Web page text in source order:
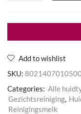
aantal
Add to wishlist
SKU:
Categories: Alle
Gezichtsreiniging,
Reinigingsmelk